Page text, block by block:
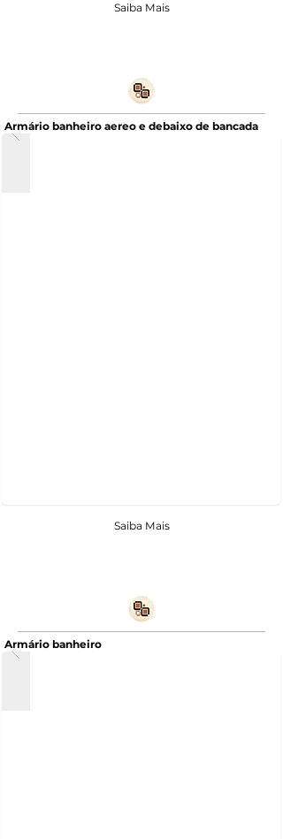
Saiba Mais
Armário banheiro aereo e debaixo de bancada
Saiba Mais
Armário banheiro